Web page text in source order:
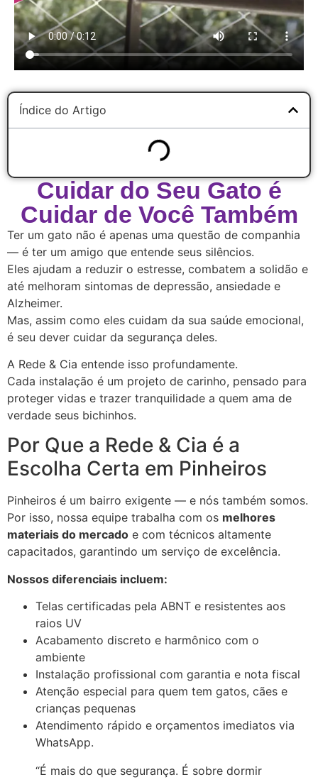
Índice do Artigo
Cuidar do Seu Gato é
Cuidar de Você Também
Ter um gato não é apenas uma questão de companhia
— é ter um amigo que entende seus silêncios.
Eles ajudam a reduzir o estresse, combatem a solidão e
até melhoram sintomas de depressão, ansiedade e
Alzheimer.
Mas, assim como eles cuidam da sua saúde emocional,
é seu dever cuidar da segurança deles.
A Rede & Cia entende isso profundamente.
Cada instalação é um projeto de carinho, pensado para
proteger vidas e trazer tranquilidade a quem ama de
verdade seus bichinhos.
Por Que a Rede & Cia é a
Escolha Certa em Pinheiros
Pinheiros é um bairro exigente — e nós também somos.
Por isso, nossa equipe trabalha com os melhores
materiais do mercado e com técnicos altamente
capacitados, garantindo um serviço de excelência.
Nossos diferenciais incluem:
Telas certificadas pela ABNT e resistentes aos
raios UV
Acabamento discreto e harmônico com o
ambiente
Instalação profissional com garantia e nota fiscal
Atenção especial para quem tem gatos, cães e
crianças pequenas
Atendimento rápido e orçamentos imediatos via
WhatsApp.
“É mais do que segurança. É sobre dormir